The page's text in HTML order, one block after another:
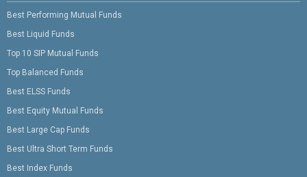
Best Performing Mutual Funds
Best Liquid Funds
Top 10 SIP Mutual Funds
Top Balanced Funds
Best ELSS Funds
Best Equity Mutual Funds
Best Large Cap Funds
Best Ultra Short Term Funds
Best Index Funds